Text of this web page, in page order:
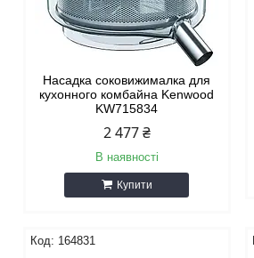
Насадка соковижималка для
кухонного комбайна Kenwood
KW715834
2 477 ₴
В наявності
Купити
164831